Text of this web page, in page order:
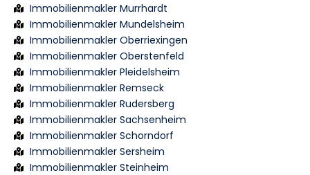
Immobilienmakler Murrhardt
Immobilienmakler Mundelsheim
Immobilienmakler Oberriexingen
Immobilienmakler Oberstenfeld
Immobilienmakler Pleidelsheim
Immobilienmakler Remseck
Immobilienmakler Rudersberg
Immobilienmakler Sachsenheim
Immobilienmakler Schorndorf
Immobilienmakler Sersheim
Immobilienmakler Steinheim